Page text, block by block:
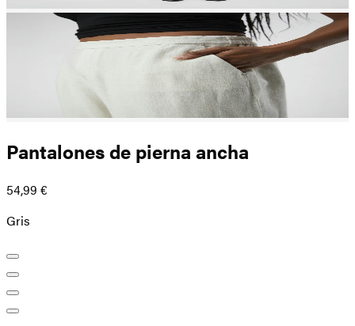
Pantalones de pierna ancha
54,99 €
Gris